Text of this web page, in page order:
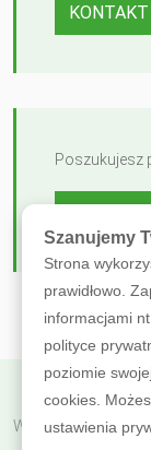
KONTAKT
Poszukujesz
Wróć do
Szanujemy
Strona
prawidłowo.
informacjami
polityce
poziomie
cookies.
ustawienia